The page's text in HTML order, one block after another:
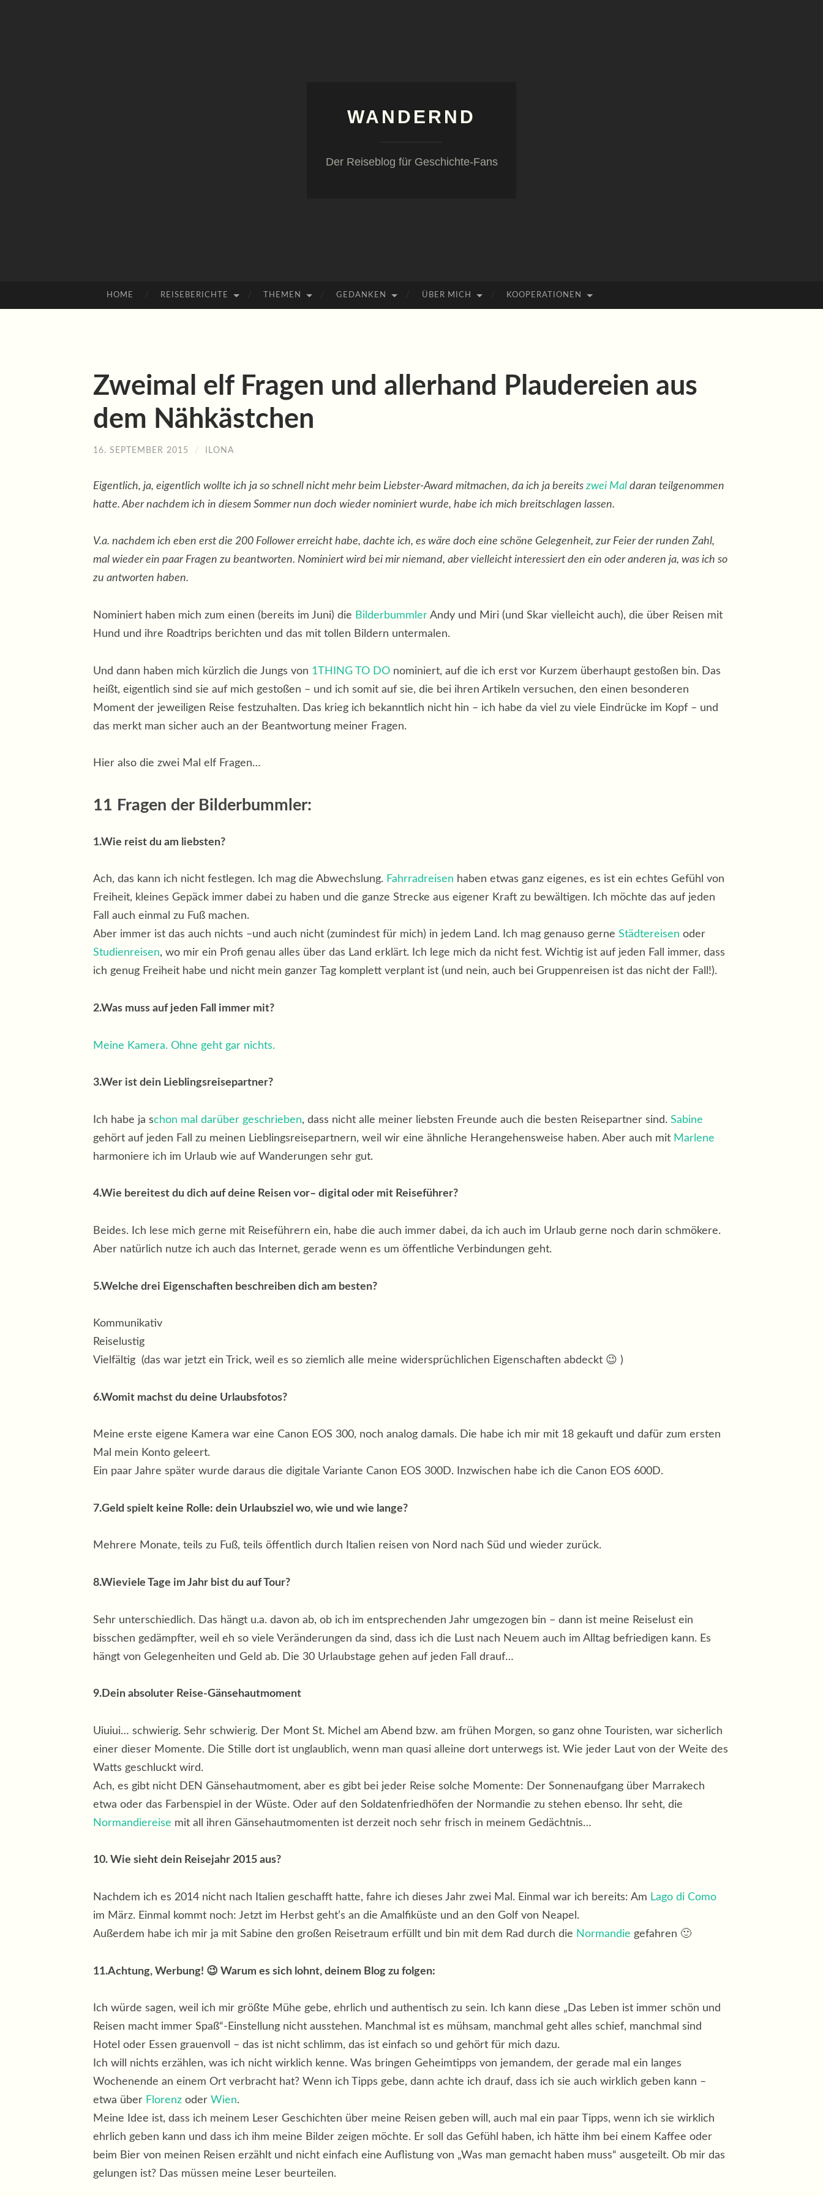
WANDERND
Der Reiseblog für Geschichte-Fans
INHALT
HOME REISEBERICHTE THEMEN GEDANKEN ÜBER MICH KOOPERATIONEN
Zweimal elf Fragen und allerhand Plaudereien aus
dem Nähkästchen
16. SEPTEMBER 2015 / ILONA
Eigentlich, ja, eigentlich wollte ich ja so schnell nicht mehr beim Liebster-Award mitmachen, da ich ja bereits zwei Mal daran teilgenommen
hatte. Aber nachdem ich in diesem Sommer nun doch wieder nominiert wurde, habe ich mich breitschlagen lassen.
V.a. nachdem ich eben erst die 200 Follower erreicht habe, dachte ich, es wäre doch eine schöne Gelegenheit, zur Feier der runden Zahl,
mal wieder ein paar Fragen zu beantworten. Nominiert wird bei mir niemand, aber vielleicht interessiert den ein oder anderen ja, was ich so
zu antworten haben.
Nominiert haben mich zum einen (bereits im Juni) die Bilderbummler Andy und Miri (und Skar vielleicht auch), die über Reisen mit
Hund und ihre Roadtrips berichten und das mit tollen Bildern untermalen.
Und dann haben mich kürzlich die Jungs von 1THING TO DO nominiert, auf die ich erst vor Kurzem überhaupt gestoßen bin. Das
heißt, eigentlich sind sie auf mich gestoßen – und ich somit auf sie, die bei ihren Artikeln versuchen, den einen besonderen
Moment der jeweiligen Reise festzuhalten. Das krieg ich bekanntlich nicht hin – ich habe da viel zu viele Eindrücke im Kopf – und
das merkt man sicher auch an der Beantwortung meiner Fragen.
Hier also die zwei Mal elf Fragen…
11 Fragen der Bilderbummler:
1.Wie reist du am liebsten?
Ach, das kann ich nicht festlegen. Ich mag die Abwechslung. Fahrradreisen haben etwas ganz eigenes, es ist ein echtes Gefühl von
Freiheit, kleines Gepäck immer dabei zu haben und die ganze Strecke aus eigener Kraft zu bewältigen. Ich möchte das auf jeden
Fall auch einmal zu Fuß machen.
Aber immer ist das auch nichts –und auch nicht (zumindest für mich) in jedem Land. Ich mag genauso gerne Städtereisen oder
Studienreisen, wo mir ein Profi genau alles über das Land erklärt. Ich lege mich da nicht fest. Wichtig ist auf jeden Fall immer, dass
ich genug Freiheit habe und nicht mein ganzer Tag komplett verplant ist (und nein, auch bei Gruppenreisen ist das nicht der Fall!).
2.Was muss auf je­den Fall im­mer mit?
Meine Kamera. Ohne geht gar nichts.
3.Wer ist dein Lieblingsreisepartner?
Ich habe ja schon mal darüber geschrieben, dass nicht alle meiner liebsten Freunde auch die besten Reisepartner sind. Sabine
gehört auf jeden Fall zu meinen Lieblingsreisepartnern, weil wir eine ähnliche Herangehensweise haben. Aber auch mit Marlene
harmoniere ich im Urlaub wie auf Wanderungen sehr gut.
4.Wie be­rei­test du dich auf deine Reisen vor– di­gi­tal oder mit Reiseführer?
Beides. Ich lese mich gerne mit Reiseführern ein, habe die auch immer dabei, da ich auch im Urlaub gerne noch darin schmökere.
Aber natürlich nutze ich auch das Internet, gerade wenn es um öffentliche Verbindungen geht.
5.Welche drei Eigenschaften be­schrei­ben dich am besten?
Kommunikativ
Reiselustig
Vielfältig (das war jetzt ein Trick, weil es so ziemlich alle meine widersprüchlichen Eigenschaften abdeckt 😉 )
6.Womit machst du deine Urlaubsfotos?
Meine erste eigene Kamera war eine Canon EOS 300, noch analog damals. Die habe ich mir mit 18 gekauft und dafür zum ersten
Mal mein Konto geleert.
Ein paar Jahre später wurde daraus die digitale Variante Canon EOS 300D. Inzwischen habe ich die Canon EOS 600D.
7.Geld spielt keine Rolle: dein Urlaubsziel wo, wie und wie lange?
Mehrere Monate, teils zu Fuß, teils öffentlich durch Italien reisen von Nord nach Süd und wieder zurück.
8.Wieviele Tage im Jahr bist du auf Tour?
Sehr unterschiedlich. Das hängt u.a. davon ab, ob ich im entsprechenden Jahr umgezogen bin – dann ist meine Reiselust ein
bisschen gedämpfter, weil eh so viele Veränderungen da sind, dass ich die Lust nach Neuem auch im Alltag befriedigen kann. Es
hängt von Gelegenheiten und Geld ab. Die 30 Urlaubstage gehen auf jeden Fall drauf…
9.Dein ab­so­lu­ter Reise-Gänsehautmoment
Uiuiui… schwierig. Sehr schwierig. Der Mont St. Michel am Abend bzw. am frühen Morgen, so ganz ohne Touristen, war sicherlich
einer dieser Momente. Die Stille dort ist unglaublich, wenn man quasi alleine dort unterwegs ist. Wie jeder Laut von der Weite des
Watts geschluckt wird.
Ach, es gibt nicht DEN Gänsehautmoment, aber es gibt bei jeder Reise solche Momente: Der Sonnenaufgang über Marrakech
etwa oder das Farbenspiel in der Wüste. Oder auf den Soldatenfriedhöfen der Normandie zu stehen ebenso. Ihr seht, die
Normandiereise mit all ihren Gänsehautmomenten ist derzeit noch sehr frisch in meinem Gedächtnis…
10. Wie sieht dein Reisejahr 2015 aus?
Nachdem ich es 2014 nicht nach Italien geschafft hatte, fahre ich dieses Jahr zwei Mal. Einmal war ich bereits: Am Lago di Como
im März. Einmal kommt noch: Jetzt im Herbst geht’s an die Amalfiküste und an den Golf von Neapel.
Außerdem habe ich mir ja mit Sabine den großen Reisetraum erfüllt und bin mit dem Rad durch die Normandie gefahren 🙂
11.Achtung, Werbung! 😉 Warum es sich lohnt, dei­nem Blog zu folgen:
Ich würde sagen, weil ich mir größte Mühe gebe, ehrlich und authentisch zu sein. Ich kann diese „Das Leben ist immer schön und
Reisen macht immer Spaß“-Einstellung nicht ausstehen. Manchmal ist es mühsam, manchmal geht alles schief, manchmal sind
Hotel oder Essen grauenvoll – das ist nicht schlimm, das ist einfach so und gehört für mich dazu.
Ich will nichts erzählen, was ich nicht wirklich kenne. Was bringen Geheimtipps von jemandem, der gerade mal ein langes
Wochenende an einem Ort verbracht hat? Wenn ich Tipps gebe, dann achte ich drauf, dass ich sie auch wirklich geben kann –
etwa über Florenz oder Wien.
Meine Idee ist, dass ich meinem Leser Geschichten über meine Reisen geben will, auch mal ein paar Tipps, wenn ich sie wirklich
ehrlich geben kann und dass ich ihm meine Bilder zeigen möchte. Er soll das Gefühl haben, ich hätte ihm bei einem Kaffee oder
beim Bier von meinen Reisen erzählt und nicht einfach eine Auflistung von „Was man gemacht haben muss“ ausgeteilt. Ob mir das
gelungen ist? Das müssen meine Leser beurteilen.